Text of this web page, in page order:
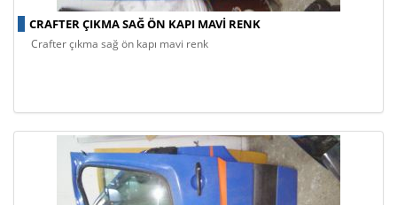
CRAFTER ÇIKMA SAĞ ÖN KAPI MAVI RENK
crafter çıkma sağ ön kapı mavi renk